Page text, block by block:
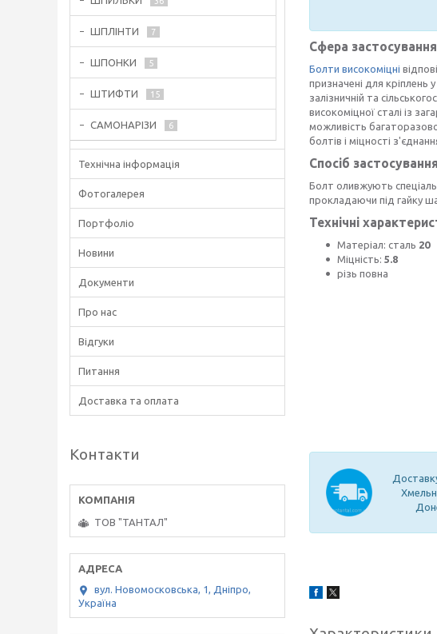
Сфера застосування
Болти високоміцні
призначені для кріплень
залізничній та
високоміцної сталі із
можливість
болтів і міцності
Спосіб застосування
Болт оливжують
прокладаючи під гайку
Технічні
Матеріал: сталь 20
Міцність: 5.8
різь повна
ШПЛІНТИ 7
ШПОНКИ 5
ШТИФТИ 15
САМОНАРІЗИ 6
Технічна інформація
Фотогалерея
Портфоліо
Новини
Документи
Про нас
Відгуки
Питання
Доставка та оплата
Контакти
ТОВ "ТАНТАЛ"
вул. Новомосковська, 1, Дніпро,
Україна